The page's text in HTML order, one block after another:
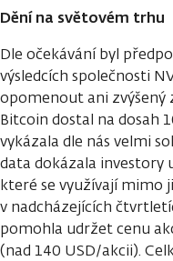
Dění na světovém trhu
Dle očekávání byl
výsledcích společnosti
opomenout ani zvýšený
Bitcoin dostal na dosah
vykázala dle nás velmi
data dokázala investory
které se využívají mimo
v nadcházejících
pomohla udržet cenu
(nad 140 USD/akcii).